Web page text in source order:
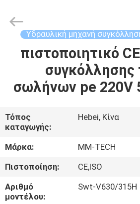
ΣΠΊΤΙ
ΠΡΟΪΌΝΤΑ
ΣΧΕΤΙΚΆ
ΜΕ
ΕΜΆΣ
ΕΠΙΣΚΈΨΕΙΣ
ΣΤΟ
Mingmai
Technology
Reserved.
Υδραυλική μηχανή
πιστοποιητικό
συγκόλλησης
σωλήνων pe 220V
Τόπος
καταγωγής:
Hebei, Κίνα
Μάρκα:
MM-TECH
Πιστοποίηση:
CE,ISO
Αριθμό
μοντέλου:
Swt-V630/315H